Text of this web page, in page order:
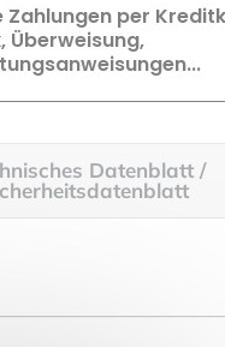
Zahlungen per
Überweisung,
Datenblatt /